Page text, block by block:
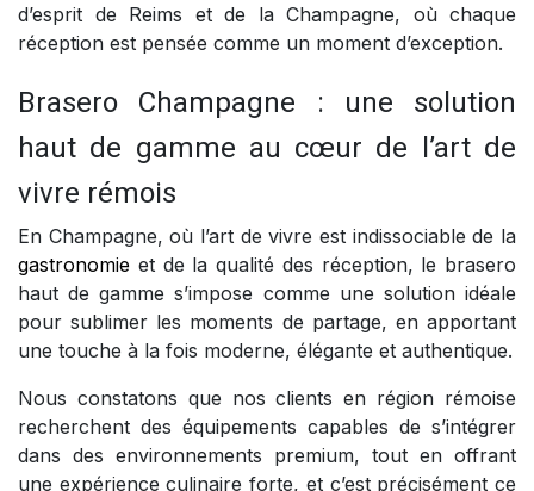
d’esprit de Reims et de la Champagne, où chaque
réception est pensée comme un moment d’exception.
Brasero Champagne : une solution
haut de gamme au cœur de l’art de
vivre rémois
En Champagne, où l’art de vivre est indissociable de la
gastronomie et de la qualité des réception, le brasero
haut de gamme s’impose comme une solution idéale
pour sublimer les moments de partage, en apportant
une touche à la fois moderne, élégante et authentique.
Nous constatons que nos clients en région rémoise
recherchent des équipements capables de s’intégrer
dans des environnements premium, tout en offrant
une expérience culinaire forte, et c’est précisément ce